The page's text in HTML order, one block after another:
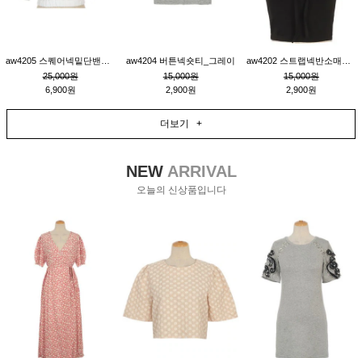
25,000원
6,900원
aw4204 버튼넥숏티_그레이
15,000원
2,900원
15,000원
2,900원
더보기 +
NEWARRIVAL
오늘의 신상품입니다